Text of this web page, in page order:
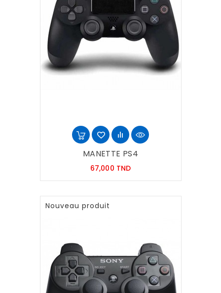
MANETTE PS4
67,000 TNDPrix
Nouveau produit